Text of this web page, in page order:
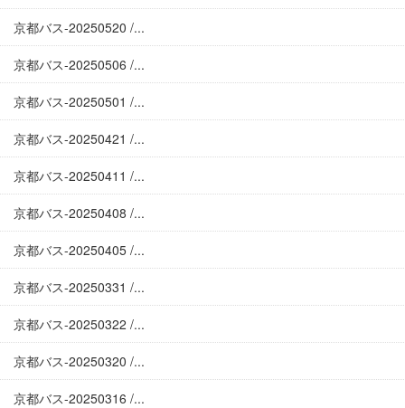
京都バス-20250520 /...
京都バス-20250506 /...
京都バス-20250501 /...
京都バス-20250421 /...
京都バス-20250411 /...
京都バス-20250408 /...
京都バス-20250405 /...
京都バス-20250331 /...
京都バス-20250322 /...
京都バス-20250320 /...
京都バス-20250316 /...